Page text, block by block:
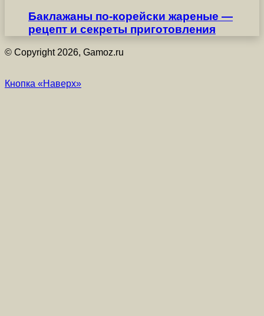
Баклажаны по-корейски жареные —
рецепт и секреты приготовления
© Copyright 2026, Gamoz.ru
Кнопка «Наверх»